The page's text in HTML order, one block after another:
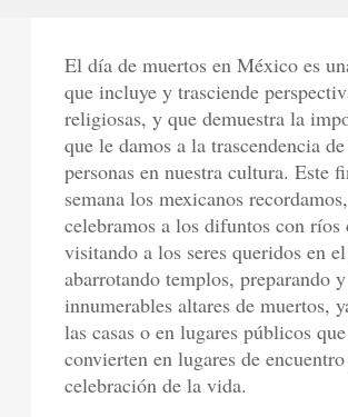
El día de muertos en México es
que incluye y trasciende
religiosas, y que demuestra la
que le damos a la trascendencia
personas en nuestra cultura. Este
semana los mexicanos
celebramos a los difuntos con ríos
visitando a los seres queridos en
abarrotando templos, preparando
innumerables altares de muertos,
las casas o en lugares públicos
convierten en lugares de
celebración de la vida.